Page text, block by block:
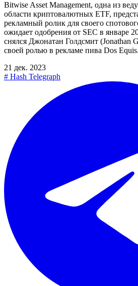
Bitwise Asset Management, одна из
области криптовалютных ETF,
рекламный ролик для своего
ожидает одобрения от SEC в январе
снялся Джонатан Голдсмит (Jonathan
своей ролью в рекламе пива Dos Equis.
21 дек. 2023
# Hash Telegraph